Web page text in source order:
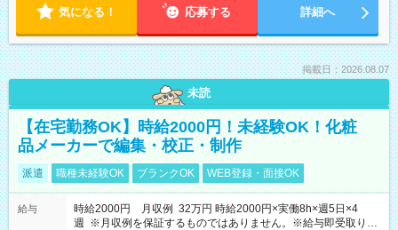
気になる！ 応募する 詳細へ
掲載日：2026.08.07
未読
【在宅勤務OK】時給2000円！未経験OK！化粧
品メーカーで編集・校正・制作
派遣 職種未経験OK ブランクOK WEB登録・面接OK
給与
時給2000円 月収例 32万円 時給2000円×実働8h×週5日×4
週 ※月収例を保証するものではありません。※給与即受取りサ